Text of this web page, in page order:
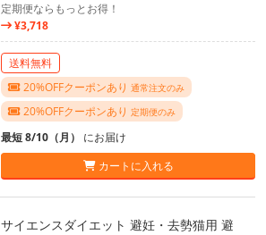
定期便ならもっとお得！
¥3,718
送料無料
20%OFFクーポンあり 通常注文のみ
20%OFFクーポンあり 定期便のみ
最短 8/10（月） にお届け
カートに入れる
サイエンスダイエット 避妊・去勢猫用 避